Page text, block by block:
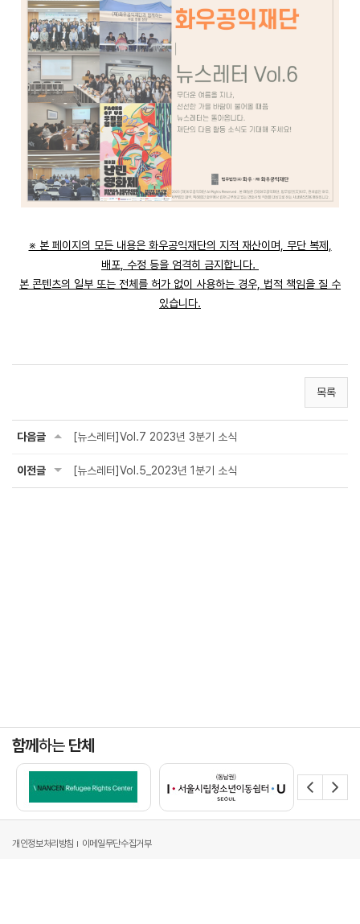
※ 본 페이지의 모든 내용은 화우공익재단의 지적 재산이며, 무단 복제,
배포, 수정 등을 엄격히 금지합니다.
본 콘텐츠의 일부 또는 전체를 허가 없이 사용하는 경우, 법적 책임을 질 수
있습니다.
목록
다음글 [뉴스레터]Vol.7 2023년 3분기 소식
이전글 [뉴스레터]Vol.5_2023년 1분기 소식
함께하는 단체
개인정보처리방침 이메일무단수집거부